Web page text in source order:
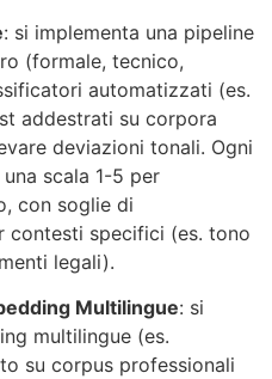
: si implementa una pipeline
(formale, tecnico,
automatizzati (es.
addestrati su corpora
deviazioni tonali. Ogni
scala 1-5 per
con soglie di
contesti specifici (es. tono
legali).
Multilingue: si
multilingue (es.
su corpus professionali